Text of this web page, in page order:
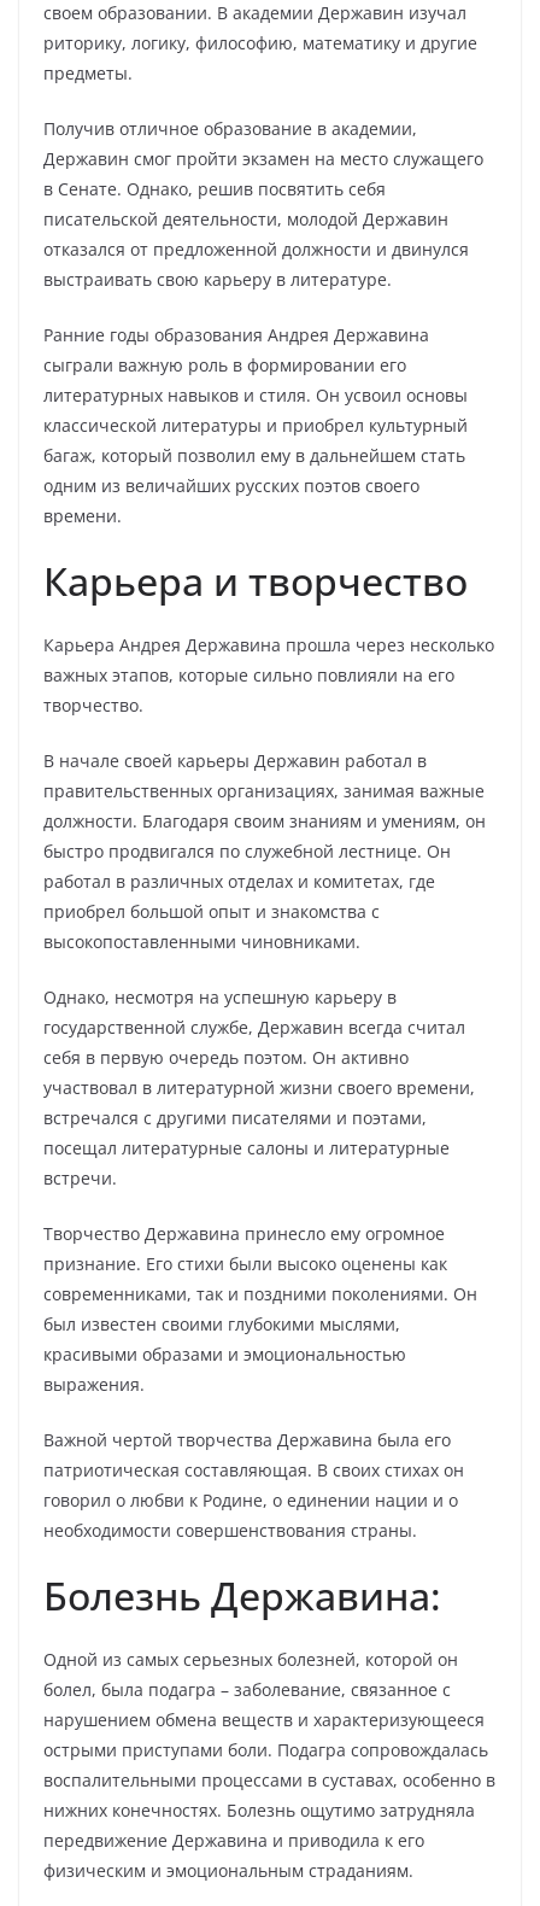
своем образовании. В академии Державин изучал
риторику, логику, философию, математику и другие
предметы.
Получив отличное образование в академии,
Державин смог пройти экзамен на место служащего
в Сенате. Однако, решив посвятить себя
писательской деятельности, молодой Державин
отказался от предложенной должности и двинулся
выстраивать свою карьеру в литературе.
Ранние годы образования Андрея Державина
сыграли важную роль в формировании его
литературных навыков и стиля. Он усвоил основы
классической литературы и приобрел культурный
багаж, который позволил ему в дальнейшем стать
одним из величайших русских поэтов своего
времени.
Карьера и творчество
Карьера Андрея Державина прошла через несколько
важных этапов, которые сильно повлияли на его
творчество.
В начале своей карьеры Державин работал в
правительственных организациях, занимая важные
должности. Благодаря своим знаниям и умениям, он
быстро продвигался по служебной лестнице. Он
работал в различных отделах и комитетах, где
приобрел большой опыт и знакомства с
высокопоставленными чиновниками.
Однако, несмотря на успешную карьеру в
государственной службе, Державин всегда считал
себя в первую очередь поэтом. Он активно
участвовал в литературной жизни своего времени,
встречался с другими писателями и поэтами,
посещал литературные салоны и литературные
встречи.
Творчество Державина принесло ему огромное
признание. Его стихи были высоко оценены как
современниками, так и поздними поколениями. Он
был известен своими глубокими мыслями,
красивыми образами и эмоциональностью
выражения.
Важной чертой творчества Державина была его
патриотическая составляющая. В своих стихах он
говорил о любви к Родине, о единении нации и о
необходимости совершенствования страны.
Болезнь Державина:
Одной из самых серьезных болезней, которой он
болел, была подагра – заболевание, связанное с
нарушением обмена веществ и характеризующееся
острыми приступами боли. Подагра сопровождалась
воспалительными процессами в суставах, особенно в
нижних конечностях. Болезнь ощутимо затрудняла
передвижение Державина и приводила к его
физическим и эмоциональным страданиям.